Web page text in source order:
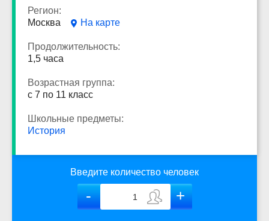
Регион:
Москва
На карте
Продолжительность:
1,5 часа
Возрастная группа:
с 7 по 11 класс
Школьные предметы:
История
Введите количество человек